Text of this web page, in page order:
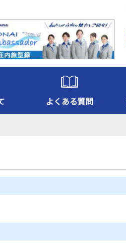
よくある質問